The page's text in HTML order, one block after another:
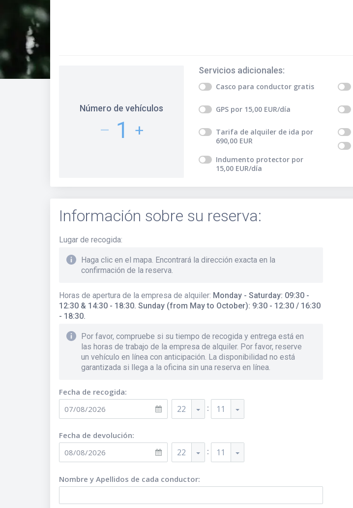
Número de vehículos
– 1 +
Servicios adicionales:
Casco para conductor gratis
GPS por 15,00 EUR/día
Tarifa de alquiler de ida por
690,00 EUR
Indumento protector por
15,00 EUR/día
Información sobre su reserva:
Lugar de recogida:
Haga clic en el mapa. Encontrará la dirección exacta en la
confirmación de la reserva.
Horas de apertura de la empresa de alquiler: Monday - Saturday: 09:30 -
12:30 & 14:30 - 18:30. Sunday (from May to October): 9:30 - 12:30 / 16:30
- 18:30.
Por favor, compruebe si su tiempo de recogida y entrega está en
las horas de trabajo de la empresa de alquiler. Por favor, reserve
un vehículo en línea con anticipación. La disponibilidad no está
garantizada si llega a la oficina sin una reserva en línea.
Fecha de recogida:
22 : 11
Fecha de devolución:
22 : 11
Nombre y Apellidos de cada conductor: